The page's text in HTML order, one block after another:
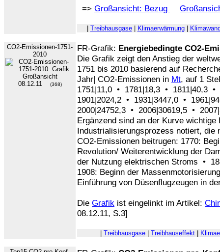
=> Großansicht: Bezug
Treibhausgase| Klimaerwärmung|
CO2-Emissionen-1751-
2010
08.12.11 (368)
FR-Grafik: Energiebedingte CO2-
Die Grafik zeigt den Anstieg der
1751 bis 2010 basierend auf
Jahr| CO2-Emissionen in Mt, auf 1
1751|11,0 • 1781|18,3 • 1811|40,3
1901|2024,2 • 1931|3447,0 •
2000|24752,3 • 2006|30619,5 •
Ergänzend sind an der Kurve wichtige
Industrialisierungsprozess notiert, die
CO2-Emissionen beitrugen: 1770:
Revolution/ Weiterentwicklung der
der Nutzung elektrischen Stroms •
1908: Beginn der
Einführung von Düsenflugzeugen in
Die Grafik ist eingelinkt im Artikel:
08.12.11, S.3]
Treibhausgase| Treibhauseffekt|